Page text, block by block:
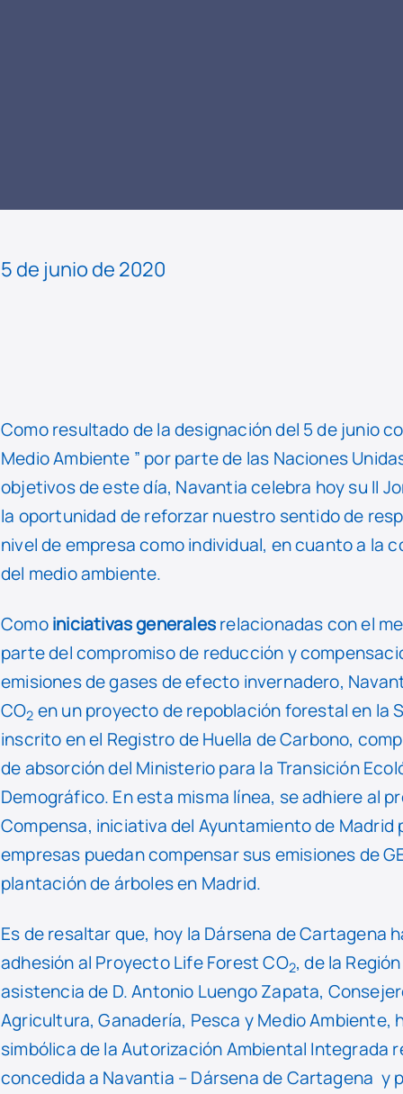
5 de junio de 2020
Como resultado de la designación del 5 de junio
Medio Ambiente ” por parte de las Naciones
objetivos de este día, Navantia celebra hoy su II
la oportunidad de reforzar nuestro sentido de
nivel de empresa como individual, en cuanto a la
del medio ambiente.
Comoiniciativas generalesrelacionadas con el
parte del compromiso de reducción y
emisiones de gases de efecto invernadero,
CO2 en un proyecto de repoblación forestal en la
inscrito en el Registro de Huella de Carbono,
de absorción del Ministerio para la Transición
Demográfico. En esta misma línea, se adhiere al
Compensa, iniciativa del Ayuntamiento de Madrid
empresas puedan compensar sus emisiones de
plantación de árboles en Madrid.
Es de resaltar que, hoy la Dársena de Cartagena
adhesión al Proyecto Life Forest CO2, de la
asistencia de D. Antonio Luengo Zapata,
Agricultura, Ganadería, Pesca y Medio Ambiente,
simbólica de la Autorización Ambiental Integrada
concedida a Navantia – Dársena de Cartagena y